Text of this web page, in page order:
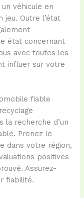
véhicule en
jeu. Outre l’état
état concernant
avec toutes les
influer sur votre
fiable
la recherche d’un
Prenez le
dans votre région,
positives
Assurez-
fiabilité.